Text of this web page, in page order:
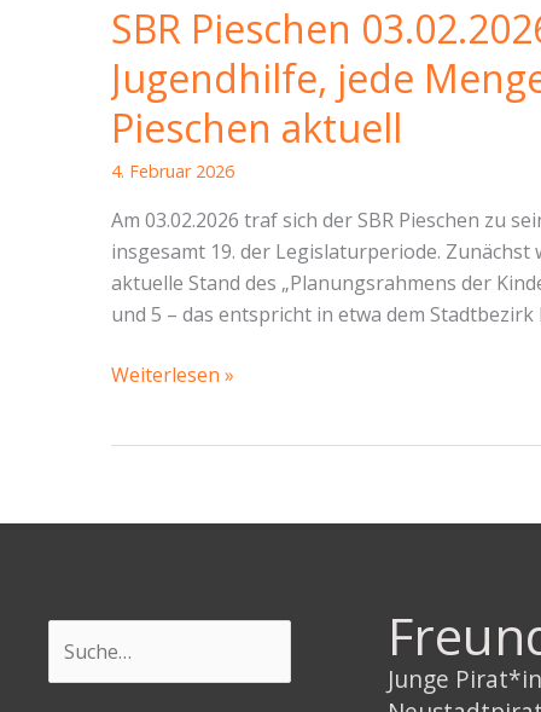
SBR Pieschen
Jugendhilfe, jede
Pieschen aktuell
4. Februar 2026
Am 03.02.2026 traf sich der SBR Pieschen zu
insgesamt 19. der Legislaturperiode.
aktuelle Stand des „Planungsrahmens der
und 5 – das entspricht in etwa dem Stadtbezirk
SBR
von
Jugendhilfe,
jede
Menge
Weiterlesen »
Junge